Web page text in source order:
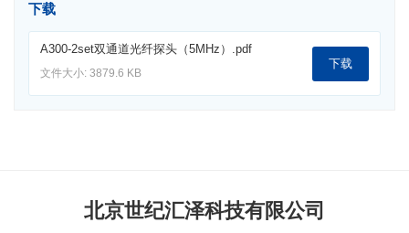
下载
A300-2set双通道光纤探头（5MHz）.pdf
文件大小: 3879.6 KB
下载
北京世纪汇泽科技有限公司